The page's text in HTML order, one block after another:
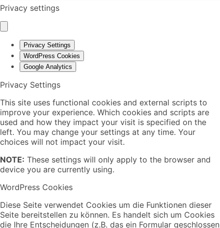
Privacy settings
Privacy Settings
WordPress Cookies
Google Analytics
Privacy Settings
This site uses functional cookies and external scripts to
improve your experience. Which cookies and scripts are
used and how they impact your visit is specified on the
left. You may change your settings at any time. Your
choices will not impact your visit.
NOTE: These settings will only apply to the browser and
device you are currently using.
WordPress Cookies
Diese Seite verwendet Cookies um die Funktionen dieser
Seite bereitstellen zu können. Es handelt sich um Cookies
die Ihre Entscheidungen (z.B. das ein Formular geschlossen